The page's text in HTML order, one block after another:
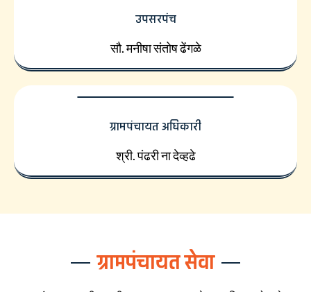
उपसरपंच
सौ. मनीषा संतोष ढेंगळे
ग्रामपंचायत अधिकारी
श्री. पंढरी ना देव्हढे
ग्रामपंचायत सेवा